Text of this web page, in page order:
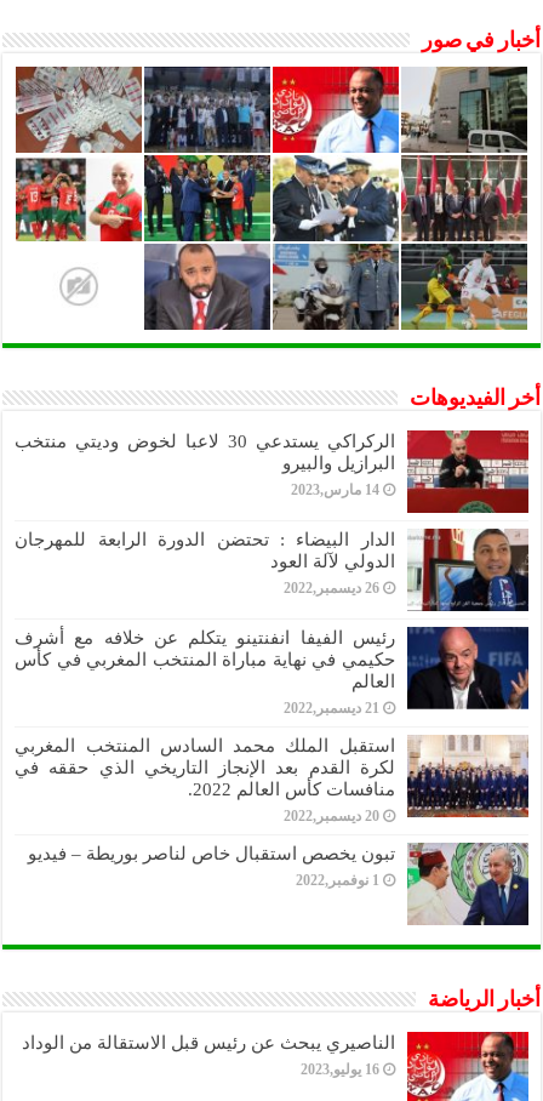
أخبار في صور
أخر الفيديوهات
الركراكي يستدعي 30 لاعبا لخوض وديتي منتخب
البرازيل والبيرو
14 مارس,2023
الدار البيضاء : تحتضن الدورة الرابعة للمهرجان
الدولي لآلة العود
26 ديسمبر,2022
رئيس الفيفا انفنتينو يتكلم عن خلافه مع أشرف
حكيمي في نهاية مباراة المنتخب المغربي في كأس
العالم
21 ديسمبر,2022
استقبل الملك محمد السادس المنتخب المغربي
لكرة القدم بعد الإنجاز التاريخي الذي حققه في
منافسات كأس العالم 2022.
20 ديسمبر,2022
تبون يخصص استقبال خاص لناصر بوريطة – فيديو
1 نوفمبر,2022
أخبار الرياضة
الناصيري يبحث عن رئيس قبل الاستقالة من الوداد
16 يوليو,2023